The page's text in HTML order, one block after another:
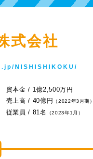
式会社
NISHISHIKOKU/
資本金 / 1億2,500万円
売上高 / 40億円
（2022年3月期）
従業員 / 81名 （2023年1月）